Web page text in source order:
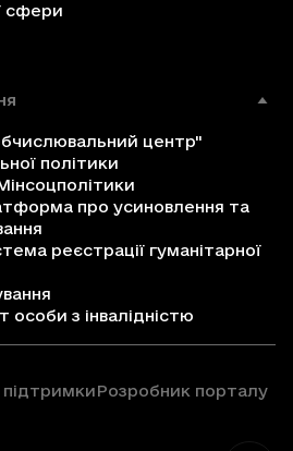
сфери
центр"
політики
про усиновлення та
реєстрації гуманітарної
особи з інвалідністю
Розробник порталу